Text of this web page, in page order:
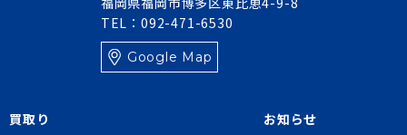
TEL：092-471-6530
Google Map
買取り
お知らせ